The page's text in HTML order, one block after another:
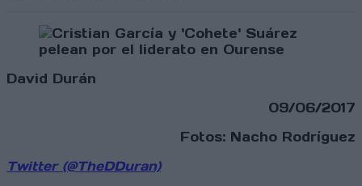
David Durán
09/06/2017
Fotos: Nacho Rodríguez
Twitter (@TheDDuran)